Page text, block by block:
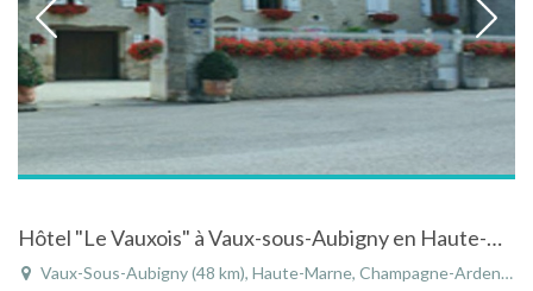
Hôtel "Le Vauxois" à Vaux-sous-Aubigny en Haute-Marne
Vaux-Sous-Aubigny (48 km), Haute-Marne, Champagne-Ardenne, Grand Est, France